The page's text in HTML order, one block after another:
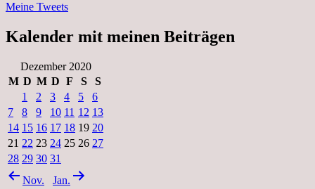
Meine Tweets
Kalender mit meinen Beiträgen
Dezember 2020
M D M D F S
S
1
2 3 4 5
6
7
8 9 10 11 12 13
14 15 16 17 18 19 20
21 22 23 24 25 26 27
28 29 30 31
Nov.
Jan.